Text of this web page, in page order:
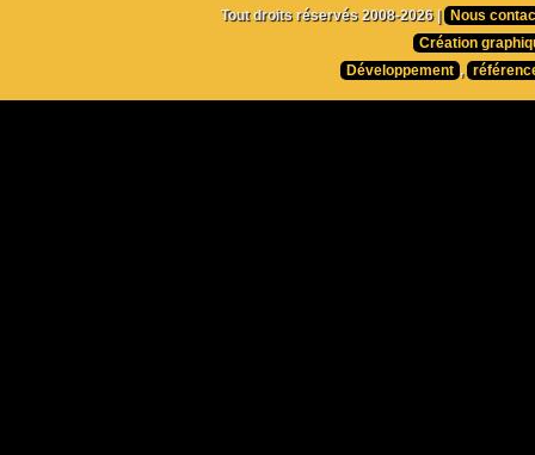
Tout droits réservés 2008-2026 |
Nous
Création
Développement ,